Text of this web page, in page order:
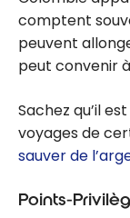
comptent
peuvent
peut convenir
Sachez qu’il
voyages de
sauver de
Points-